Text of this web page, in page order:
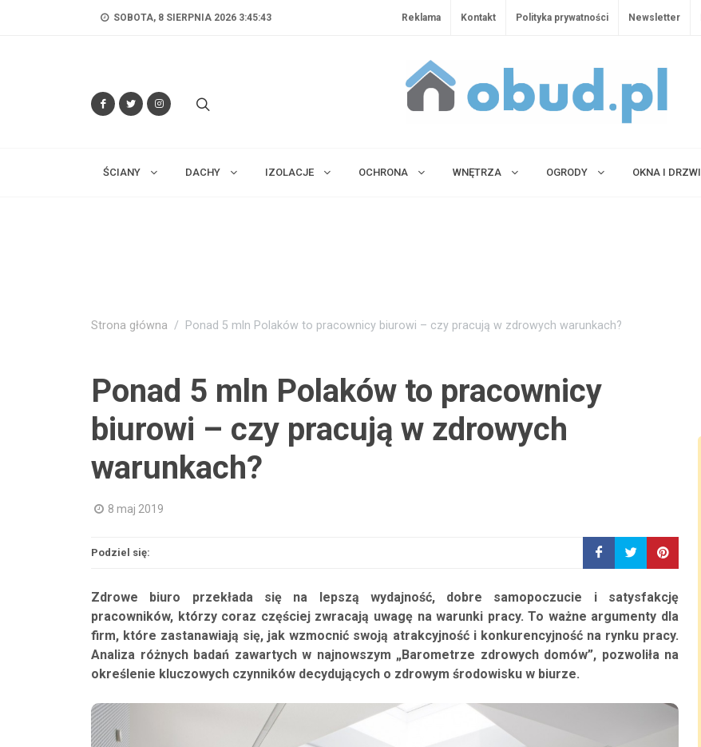
SOBOTA, 8 SIERPNIA 2026 3:45:44 Reklama Kontakt Polityka prywatności Newsletter
ŚCIANY DACHY IZOLACJE OCHRONA WNĘTRZA OGRODY OKNA I DRZWI
Strona główna Ponad 5 mln Polaków to pracownicy biurowi – czy pracują w zdrowych warunkach?
Ponad 5 mln Polaków to pracownicy
biurowi – czy pracują w zdrowych
warunkach?
8 maj 2019
Podziel się:
Zdrowe biuro przekłada się na lepszą wydajność, dobre samopoczucie i satysfakcję
pracowników, którzy coraz częściej zwracają uwagę na warunki pracy. To ważne argumenty dla
firm, które zastanawiają się, jak wzmocnić swoją atrakcyjność i konkurencyjność na rynku pracy.
Analiza różnych badań zawartych w najnowszym „Barometrze zdrowych domów”, pozwoliła na
określenie kluczowych czynników decydujących o zdrowym środowisku w biurze.